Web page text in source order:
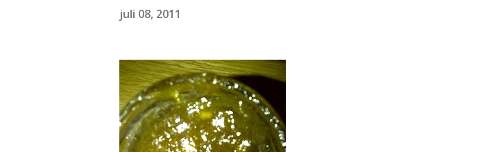
juli 08, 2011